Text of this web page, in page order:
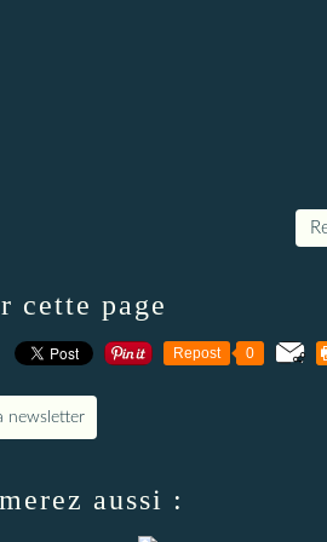
cette page
Repost 0
newsletter
aussi :